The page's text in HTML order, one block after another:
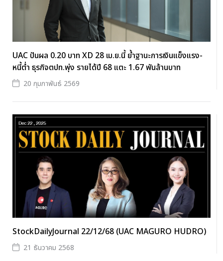
UAC ปันผล 0.20 บาท XD 28 เม.ย.นี้ ย้ำฐานะการเงินแข็งแรง-
หนี้ต่ำ ธุรกิจตปท.พุ่ง รายได้ปี 68 แตะ 1.67 พันล้านบาท
20 กุมภาพันธ์ 2569
StockDailyJournal 22/12/68 (UAC MAGURO HUDRO)
21 ธันวาคม 2568